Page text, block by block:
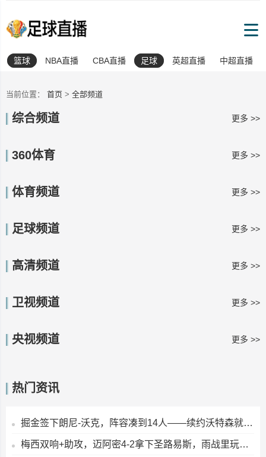
篮球 NBA直播 CBA直播 足球 英超直播 中超直播
当前位置： 首页 > 全部频道
综合频道 更多 >>
360体育 更多 >>
体育频道 更多 >>
足球频道 更多 >>
高清频道 更多 >>
卫视频道 更多 >>
央视频道 更多 >>
热门资讯
掘金签下朗尼-沃克，阵容凑到14人——续约沃特森就满员，可这土豪线压力不小
梅西双响+助攻，迈阿密4-2拿下圣路易斯，雨战里玩出花活